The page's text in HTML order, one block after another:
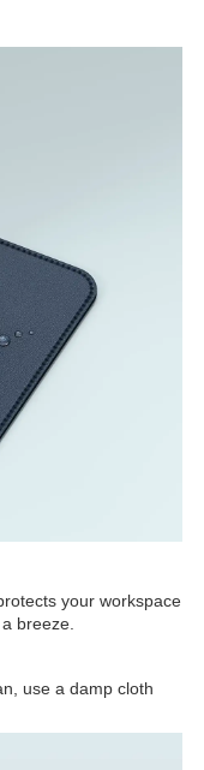
your workspace
breeze.
use a damp cloth